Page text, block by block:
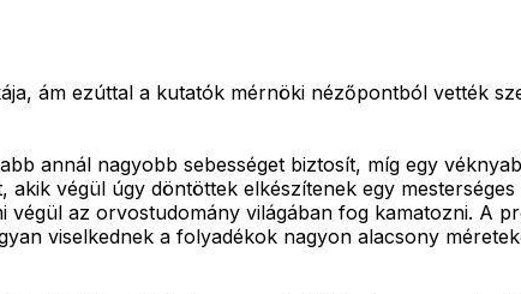
ám ezúttal a kutatók mérnöki nézőpontból vették
annál nagyobb sebességet biztosít, míg egy
végül úgy döntöttek elkészítenek egy
az orvostudomány világában fog kamatozni. A
viselkednek a folyadékok nagyon alacsony